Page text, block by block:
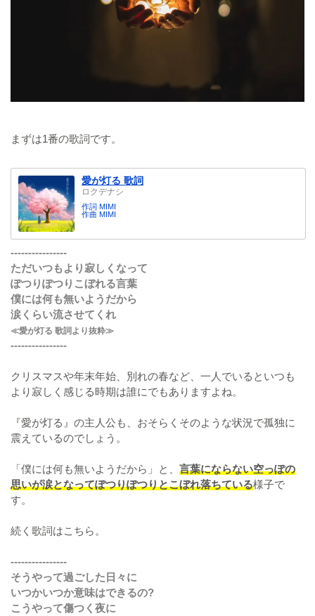
まずは1番の歌詞です。
愛が灯る 歌詞
ロクデナシ
作詞 MIMI
作曲 MIMI
----------------
ただいつもより寂しくなって
ぽつりぽつりこぼれる言葉
僕には何も無いようだから
涙くらい流させてくれ
≪愛が灯る 歌詞より抜粋≫
----------------
クリスマスや年末年始、別れの春など、一人でいるといつも
より寂しく感じる時期は誰にでもありますよね。
『愛が灯る』の主人公も、おそらくそのような状況で孤独に
震えているのでしょう。
「僕には何も無いようだから」と、 言葉にならない空っぽの
思いが涙となってぽつりぽつりとこぼれ落ちている様子で
す。
続く歌詞はこちら。
----------------
そうやって過ごした日々に
いつかいつか意味はできるの?
こうやって傷つく夜に